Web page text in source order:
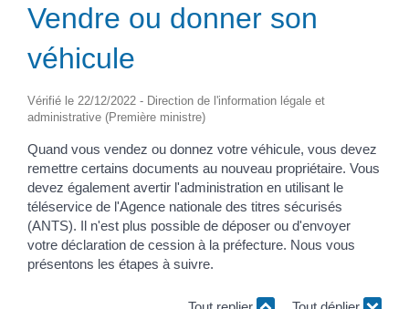
Vendre ou donner son
véhicule
Vérifié le 22/12/2022 - Direction de l'information légale et
administrative (Première ministre)
Quand vous vendez ou donnez votre véhicule, vous devez
remettre certains documents au nouveau propriétaire. Vous
devez également avertir l'administration en utilisant le
téléservice de l'Agence nationale des titres sécurisés
(ANTS). Il n'est plus possible de déposer ou d'envoyer
votre déclaration de cession à la préfecture. Nous vous
présentons les étapes à suivre.